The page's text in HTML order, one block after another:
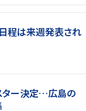
程は来週発表され
ター決定…広島の